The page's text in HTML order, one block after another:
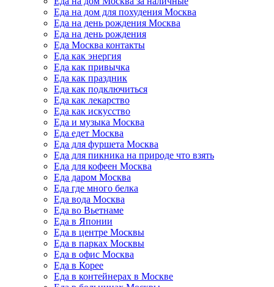
Еда на дом для похудения Москва
Еда на день рождения Москва
Еда на день рождения
Еда Москва контакты
Еда как энергия
Еда как привычка
Еда как праздник
Еда как подключиться
Еда как лекарство
Еда как искусство
Еда и музыка Москва
Еда едет Москва
Еда для фуршета Москва
Еда для пикника на природе что взять
Еда для кофеен Москва
Еда даром Москва
Еда где много белка
Еда вода Москва
Еда во Вьетнаме
Еда в Японии
Еда в центре Москвы
Еда в парках Москвы
Еда в офис Москва
Еда в Корее
Еда в контейнерах в Москве